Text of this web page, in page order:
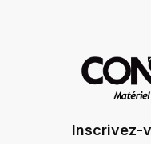
Inscrivez-